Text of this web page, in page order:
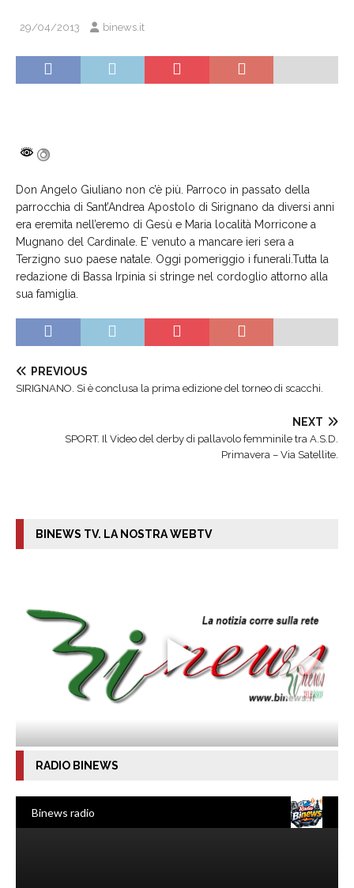
29/04/2013 binews.it
Don Angelo Giuliano non c’è più. Parroco in passato della
parrocchia di Sant’Andrea Apostolo di Sirignano da diversi anni
era eremita nell’eremo di Gesù e Maria località Morricone a
Mugnano del Cardinale. E’ venuto a mancare ieri sera a
Terzigno suo paese natale. Oggi pomeriggio i funerali.Tutta la
redazione di Bassa Irpinia si stringe nel cordoglio attorno alla
sua famiglia.
PREVIOUS
SIRIGNANO. Si è conclusa la prima edizione del torneo di scacchi.
NEXT
SPORT. Il Video del derby di pallavolo femminile tra A.S.D.
Primavera – Via Satellite.
BINEWS TV. LA NOSTRA WEBTV
RADIO BINEWS